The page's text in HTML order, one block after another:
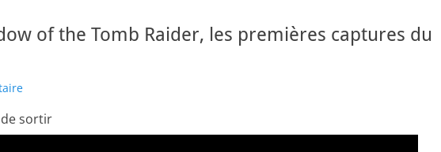
of the Tomb Raider, les premières captures du
de sortir